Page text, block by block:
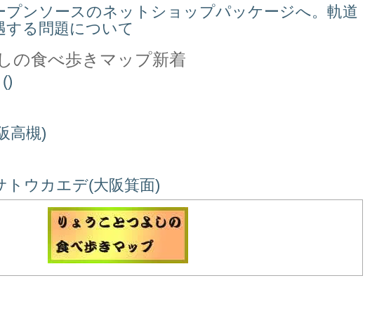
プンソースのネットショップパッケージへ。軌道
する問題について
の食べ歩きマップ新着
高槻)
トウカエデ(大阪箕面)